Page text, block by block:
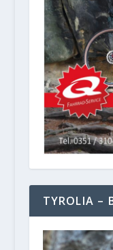
TYROLIA –